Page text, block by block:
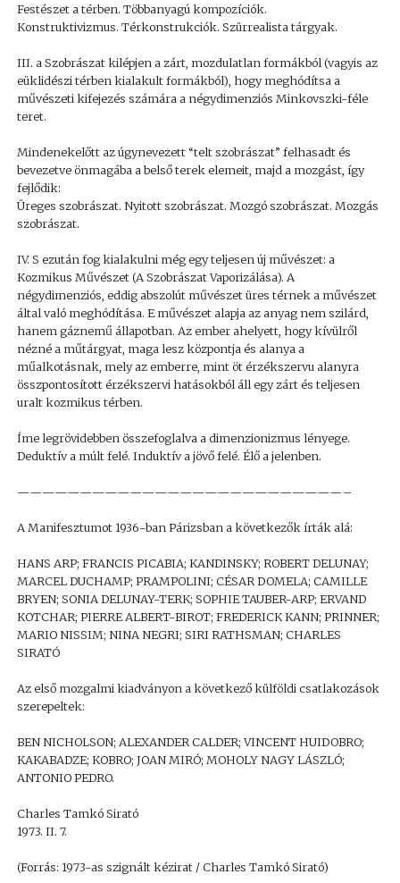
Festészet a térben. Többanyagú kompozíciók.
Konstruktivizmus. Térkonstrukciók. Szürrealista tárgyak.
III. a Szobrászat kilépjen a zárt, mozdulatlan formákból (vagyis az
eüklidészi térben kialakult formákból), hogy meghódítsa a
művészeti kifejezés számára a négydimenziós Minkovszki-féle
teret.
Mindenekelőtt az úgynevezett “telt szobrászat” felhasadt és
bevezetve önmagába a belső terek elemeit, majd a mozgást, így
fejlődik:
Üreges szobrászat. Nyitott szobrászat. Mozgó szobrászat. Mozgás
szobrászat.
IV. S ezután fog kialakulni még egy teljesen új művészet: a
Kozmikus Művészet (A Szobrászat Vaporizálása). A
négydimenziós, eddig abszolút művészet üres térnek a művészet
által való meghódítása. E művészet alapja az anyag nem szilárd,
hanem gáznemű állapotban. Az ember ahelyett, hogy kívülről
nézné a műtárgyat, maga lesz központja és alanya a
műalkotásnak, mely az emberre, mint öt érzékszervu alanyra
összpontosított érzékszervi hatásokból áll egy zárt és teljesen
uralt kozmikus térben.
Íme legrövidebben összefoglalva a dimenzionizmus lényege.
Deduktív a múlt felé. Induktív a jövő felé. Élő a jelenben.
——————————————————————————–
A Manifesztumot 1936-ban Párizsban a következők írták alá:
HANS ARP; FRANCIS PICABIA; KANDINSKY; ROBERT DELUNAY;
MARCEL DUCHAMP; PRAMPOLINI; CÉSAR DOMELA; CAMILLE
BRYEN; SONIA DELUNAY-TERK; SOPHIE TAUBER-ARP; ERVAND
KOTCHAR; PIERRE ALBERT-BIROT; FREDERICK KANN; PRINNER;
MARIO NISSIM; NINA NEGRI; SIRI RATHSMAN; CHARLES
SIRATÓ
Az első mozgalmi kiadványon a következő külföldi csatlakozások
szerepeltek:
BEN NICHOLSON; ALEXANDER CALDER; VINCENT HUIDOBRO;
KAKABADZE; KOBRO; JOAN MIRÓ; MOHOLY NAGY LÁSZLÓ;
ANTONIO PEDRO.
Charles Tamkó Sirató
1973. II. 7.
(Forrás: 1973-as szignált kézirat / Charles Tamkó Sirató)